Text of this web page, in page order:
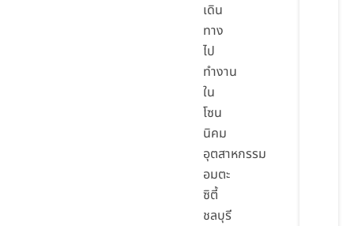
เดิน
ทาง
ไป
ทำงาน
ใน
โซน
นิคม
อุตสาหกรรม
อมตะ
ซิตี้
ชลบุรี